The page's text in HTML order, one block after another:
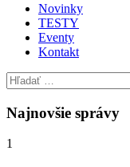
Novinky
TESTY
Eventy
Kontakt
Hľadať:
Najnovšie správy
1